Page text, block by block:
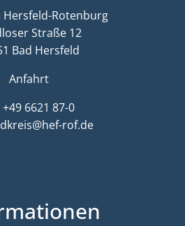
Hersfeld-Rotenburg
Straße 12
Bad Hersfeld
Anfahrt
+49 6621 87-0
rof.de